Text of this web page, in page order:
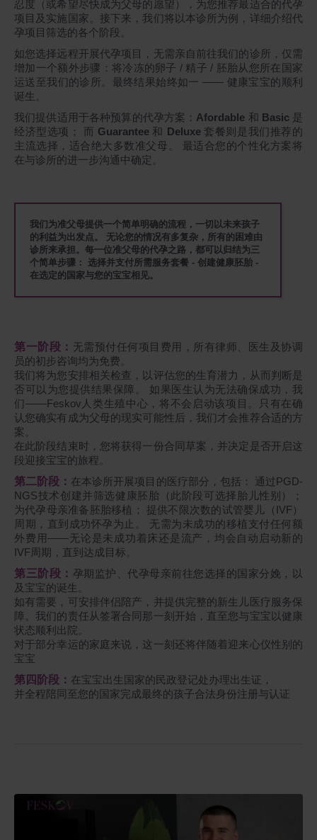
忍度（或希望尽快成为父母的愿望），为您推荐最适合的代孕
项目及实施国家。接下来，我们将以本诊所为例，详细介绍代
孕项目筛选的各个阶段。
如您选择远程开展代孕项目，无需亲自前往我们的诊所，仅需
增加一个额外步骤：将冷冻的卵子 / 精子 / 胚胎从您所在国家
运送至我们的诊所。最终结果始终如一 —— 健康宝宝的顺利
诞生。
我们提供适用于各种预算的代孕方案： Afordable 和 Basic是
经济型选项； 而 Guarantee和 Deluxe套餐则是我们推荐的
主流选择，适合绝大多数准父母。 最适合您的个性化方案将
在与诊所的进一步沟通中确定。
我们为准父母提供一个简单明确的流程，一切以未来孩子
的利益为出发点。 无论您的情况有多复杂，所有的困难由
诊所来承担。每一位准父母的代孕之路，都可以归结为三
个简单步骤： 选择并支付所需服务套餐 - 创建健康胚胎 -
在选定的国家与您的宝宝相见。
第一阶段： 无需预付任何项目费用，所有律师、医生及协调
员的初步咨询均为免费。
我们将为您安排相关检查，以评估您的生育潜力，从而判断是
否可以为您提供结果保障。 如果医生认为无法确保成功，我
们——Feskov人类生殖中心，将不会启动该项目。只有在确
认您确实有成为父母的现实可能性后，我们才会推荐合适的方
案。
在此阶段结束时，您将获得一份合同草案，并决定是否开启这
段迎接宝宝的旅程。
第二阶段： 在本诊所开展项目的医疗部分，包括： 通过PGD-
NGS技术创建并筛选健康胚胎（此阶段可选择胎儿性别）；
为代孕母亲准备胚胎移植； 提供不限次数的试管婴儿（IVF）
周期，直到成功怀孕为止。 无需为未成功的移植支付任何额
外费用——无论是未成功着床还是流产，均会自动启动新的
IVF周期，直到达成目标。
第三阶段： 孕期监护、代孕母亲前往您选择的国家分娩，以
及宝宝的诞生。
如有需要，可安排伴侣陪产，并提供完整的新生儿医疗服务保
障。我们的责任从签署合同那一刻开始，直至您与宝宝以健康
状态顺利出院。
对于部分幸运的家庭来说，这一刻还将伴随着迎来心仪性别的
宝宝
第四阶段： 在宝宝出生国家的民政登记处办理出生证，
并全程陪同至您的国家完成最终的孩子合法身份注册与认证